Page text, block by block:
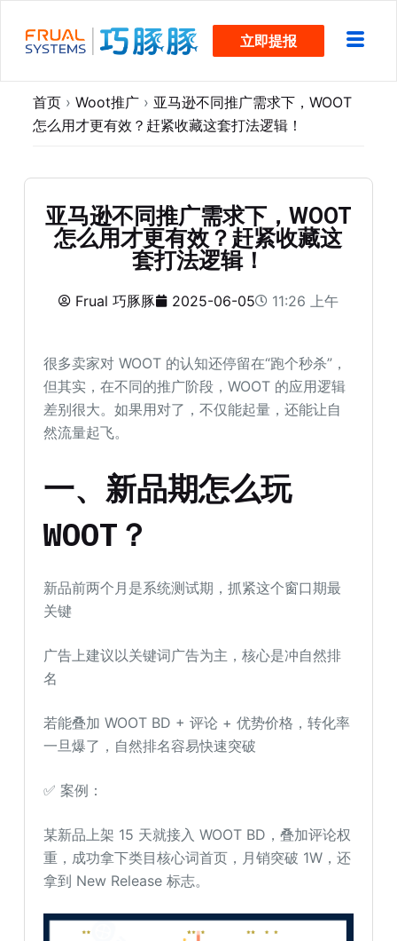
过
立即提报
首页 › Woot推广 › 亚马逊不同推广需求下，WOOT
怎么用才更有效？赶紧收藏这套打法逻辑！
亚马逊不同推广需求下，WOOT
怎么用才更有效？赶紧收藏这
套打法逻辑！
Frual 巧豚豚 2025-06-05 11:26 上午
很多卖家对 WOOT 的认知还停留在“跑个秒杀”，
但其实，在不同的推广阶段，WOOT 的应用逻辑
差别很大。如果用对了，不仅能起量，还能让自
然流量起飞。
一、新品期怎么玩
WOOT？
新品前两个月是系统测试期，抓紧这个窗口期最
关键
广告上建议以关键词广告为主，核心是冲自然排
名
若能叠加 WOOT BD + 评论 + 优势价格，转化率
一旦爆了，自然排名容易快速突破
✅ 案例：
某新品上架 15 天就接入 WOOT BD，叠加评论权
重，成功拿下类目核心词首页，月销突破 1W，还
拿到 New Release 标志。